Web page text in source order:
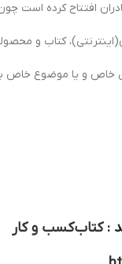
افتتاح کرده است چون
کتاب و
و یا موضوع خاص
:کتاب کسب و کار